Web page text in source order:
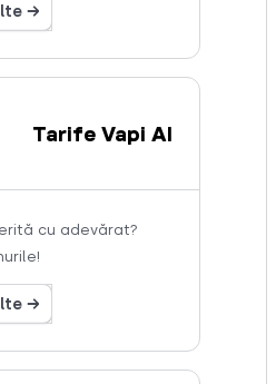
→
Tarife Vapi AI
cu adevărat?
→